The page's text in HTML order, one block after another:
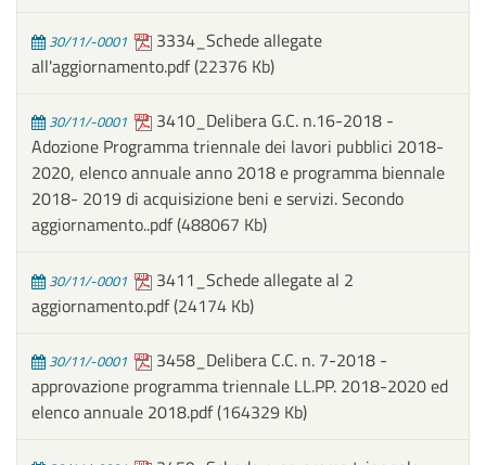
30/11/-0001
3334_Schede allegate
all'aggiornamento.pdf(22376 Kb)
30/11/-0001
3410_Delibera G.C. n.16-2018 -
Adozione Programma triennale dei lavori pubblici 2018-
2020, elenco annuale anno 2018 e programma biennale
2018- 2019 di acquisizione beni e servizi. Secondo
aggiornamento..pdf(488067 Kb)
30/11/-0001
3411_Schede allegate al 2
aggiornamento.pdf(24174 Kb)
30/11/-0001
3458_Delibera C.C. n. 7-2018 -
approvazione programma triennale LL.PP. 2018-2020 ed
elenco annuale 2018.pdf(164329 Kb)